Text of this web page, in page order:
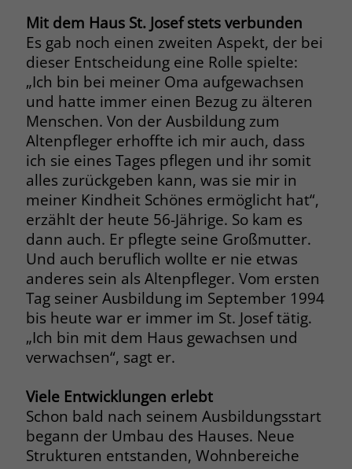
Mit dem Haus St. Josef stets verbunden
Es gab noch einen zweiten Aspekt, der bei
dieser Entscheidung eine Rolle spielte:
„Ich bin bei meiner Oma aufgewachsen
und hatte immer einen Bezug zu älteren
Menschen. Von der Ausbildung zum
Altenpfleger erhoffte ich mir auch, dass
ich sie eines Tages pflegen und ihr somit
alles zurückgeben kann, was sie mir in
meiner Kindheit Schönes ermöglicht hat“,
erzählt der heute 56-Jährige. So kam es
dann auch. Er pflegte seine Großmutter.
Und auch beruflich wollte er nie etwas
anderes sein als Altenpfleger. Vom ersten
Tag seiner Ausbildung im September 1994
bis heute war er immer im St. Josef tätig.
„Ich bin mit dem Haus gewachsen und
verwachsen“, sagt er.
Viele Entwicklungen erlebt
Schon bald nach seinem Ausbildungsstart
begann der Umbau des Hauses. Neue
Strukturen entstanden, Wohnbereiche
Laufzeit Session
Zweck
Behält die Zustände des Benutzers bei
allen Seitenanfragen bei.
Laufzeit 90 Tage
Zweck
Dieses Cookie wird gesetzt, wenn ein
User über einen Klick auf eine Google
Werbeanzeige auf die Website gelangt.
Es enthält Informationen darüber,
welche Werbeanzeige geklickt wurde,
sodass erzielte Erfolge wie z.B.
Bestellungen oder Kontaktanfragen der
Anzeige zugewiesen werden können.
Name _gcl_dc
Anbieter Google Ads
Laufzeit 90 Tage
Zweck
Dieses Cookie wird gesetzt, wenn ein
User über einen Klick auf eine Google
Werbeanzeige auf die Website gelangt.
welche Werbeanzeige geklickt wurde,
sodass erzielte Erfolge wie z.B.
Bestellungen oder Kontaktanfragen der
Anzeige zugewiesen werden können.